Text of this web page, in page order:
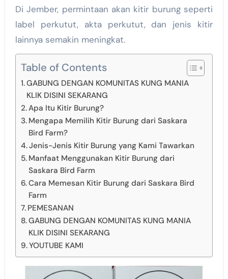
Di Jember, permintaan akan kitir burung seperti
label perkutut, akta perkutut, dan jenis kitir
lainnya semakin meningkat.
Table of Contents
GABUNG DENGAN KOMUNITAS KUNG MANIA
KLIK DISINI SEKARANG
Apa Itu Kitir Burung?
Mengapa Memilih Kitir Burung dari Saskara
Bird Farm?
Jenis-Jenis Kitir Burung yang Kami Tawarkan
Manfaat Menggunakan Kitir Burung dari
Saskara Bird Farm
Cara Memesan Kitir Burung dari Saskara Bird
Farm
PEMESANAN
GABUNG DENGAN KOMUNITAS KUNG MANIA
KLIK DISINI SEKARANG
YOUTUBE KAMI